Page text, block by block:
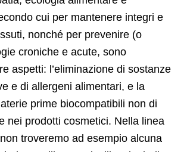
cui per mantenere integri e
nonché per prevenire (o
croniche e acute, sono
aspetti: l’eliminazione di sostanze
e di allergeni alimentari, e la
prime biocompatibili non di
nei prodotti cosmetici. Nella linea
troveremo ad esempio alcuna